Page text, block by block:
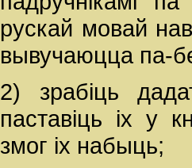
рускай мовай
вывучаюцца па-
2) зрабіць
паставіць іх у
змог іх набыць;